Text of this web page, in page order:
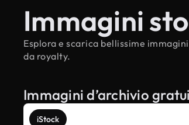
Immagini
Esplora e scarica bellissime
da royalty.
Immagini d’archivio
iStock